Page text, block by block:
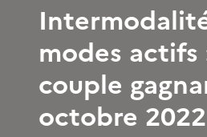
modes actifs
couple
octobre 2022